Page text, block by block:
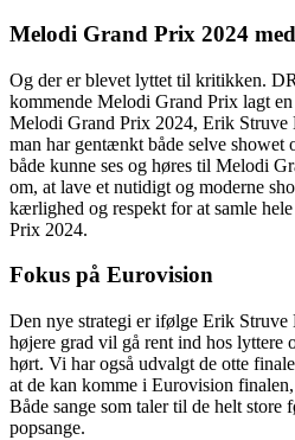
Melodi Grand Prix 2024
Og der er blevet lyttet til kritikken.
kommende Melodi Grand Prix lagt
Melodi Grand Prix 2024, Erik
man har gentænkt både selve showet
både kunne ses og høres til Melodi
om, at lave et nutidigt og moderne
kærlighed og respekt for at samle
Prix 2024.
Fokus på Eurovision
Den nye strategi er ifølge Erik Struve
højere grad vil gå rent ind hos lyttere
hørt. Vi har også udvalgt de otte
at de kan komme i Eurovision
Både sange som taler til de helt store
popsange.